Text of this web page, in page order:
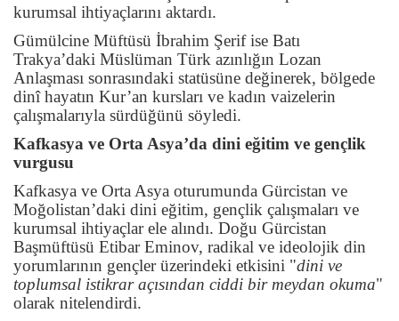
kurumsal ihtiyaçlarını aktardı.
Gümülcine Müftüsü İbrahim Şerif ise Batı
Trakya’daki Müslüman Türk azınlığın Lozan
Anlaşması sonrasındaki statüsüne değinerek, bölgede
dinî hayatın Kur’an kursları ve kadın vaizelerin
çalışmalarıyla sürdüğünü söyledi.
Kafkasya ve Orta Asya’da dini eğitim ve gençlik
vurgusu
Kafkasya ve Orta Asya oturumunda Gürcistan ve
Moğolistan’daki dini eğitim, gençlik çalışmaları ve
kurumsal ihtiyaçlar ele alındı. Doğu Gürcistan
Başmüftüsü Etibar Eminov, radikal ve ideolojik din
yorumlarının gençler üzerindeki etkisini "dini ve
toplumsal istikrar açısından ciddi bir meydan okuma"
olarak nitelendirdi.